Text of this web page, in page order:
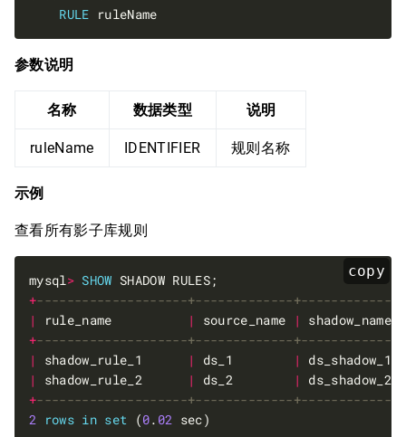
RULE
参数说明
名称 数据类型 说明
ruleName IDENTIFIER 规则名称
示例
查看所有影子库规则
copy
mysql> SHOW
+
|
rule_name | source_name | shadow_name
+
|
shadow_rule_1 | ds_1 | ds_shadow_1
|
shadow_rule_2 | ds_2 | ds_shadow_2
+
2 rows in set (0. 02